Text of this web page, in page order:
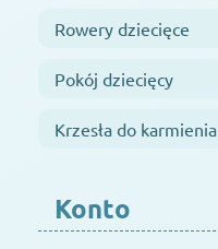
Rowery dziecięce
Pokój dziecięcy
Krzesła do karmienia
Konto